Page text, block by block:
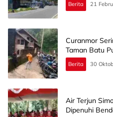
Berita 21
Curanmor
Taman Batu
Berita 30
Air Terjun
Dipenuhi